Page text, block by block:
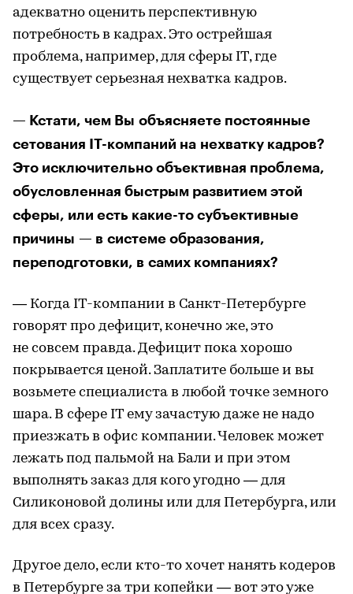
адекватно оценить перспективную
потребность в кадрах. Это острейшая
проблема, например, для сферы IT, где
существует серьезная нехватка кадров.
— Кстати, чем Вы объясняете постоянные
сетования IT-компаний на нехватку кадров?
Это исключительно объективная проблема,
обусловленная быстрым развитием этой
сферы, или есть какие-то субъективные
причины — в системе образования,
переподготовки, в самих компаниях?
— Когда IT-компании в Санкт-Петербурге
говорят про дефицит, конечно же, это
не совсем правда. Дефицит пока хорошо
покрывается ценой. Заплатите больше и вы
возьмете специалиста в любой точке земного
шара. В сфере IT ему зачастую даже не надо
приезжать в офис компании. Человек может
лежать под пальмой на Бали и при этом
выполнять заказ для кого угодно — для
Силиконовой долины или для Петербурга, или
для всех сразу.
Другое дело, если кто-то хочет нанять кодеров
в Петербурге за три копейки — вот это уже